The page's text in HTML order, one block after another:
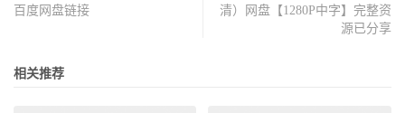
百度网盘链接
清）网盘【1280P中字】完整资
源已分享
相关推荐